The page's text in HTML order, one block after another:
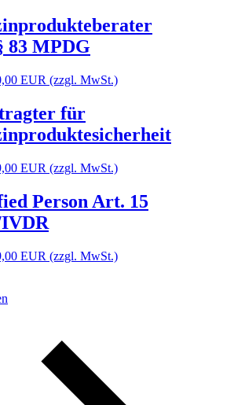
83 MPDG
EUR (zzgl. MwSt.)
für
EUR (zzgl. MwSt.)
Person Art. 15
EUR (zzgl. MwSt.)